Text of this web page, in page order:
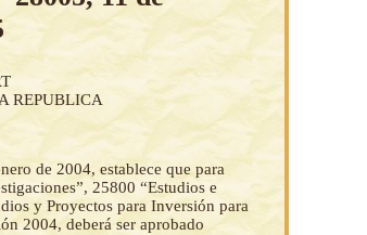
REPUBLICA
de 2004, establece que para
25800 “Estudios e
y Proyectos para Inversión para
2004, deberá ser aprobado